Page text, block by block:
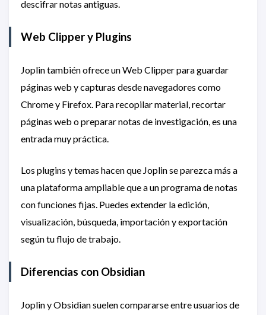
descifrar notas antiguas.
Web Clipper y Plugins
Joplin también ofrece un Web Clipper para guardar
páginas web y capturas desde navegadores como
Chrome y Firefox. Para recopilar material, recortar
páginas web o preparar notas de investigación, es una
entrada muy práctica.
Los plugins y temas hacen que Joplin se parezca más a
una plataforma ampliable que a un programa de notas
con funciones fijas. Puedes extender la edición,
visualización, búsqueda, importación y exportación
según tu flujo de trabajo.
Diferencias con Obsidian
Joplin y Obsidian suelen compararse entre usuarios de